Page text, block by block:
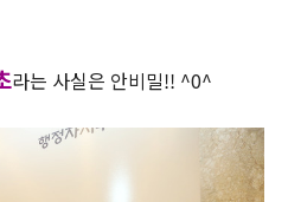
라는 사실은 안비밀!! ^0^